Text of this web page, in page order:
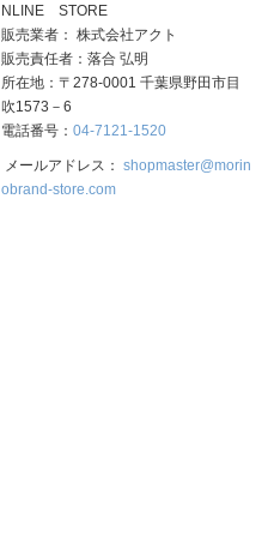
NLINE STORE
販売業者： 株式会社アクト
販売責任者：落合 弘明
所在地：〒278-0001 千葉県野田市目
吹1573－6
電話番号： 04-7121-1520
メールアドレス： shopmaster@morin
obrand-store.com